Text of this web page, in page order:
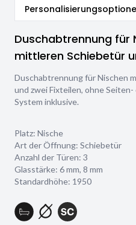
Duschabtrennung für
mittleren Schiebetür
Duschabtrennung für Nischen
und zwei Fixteilen, ohne
System inklusive.
Platz: Nische
Art der Öffnung: Schiebetür
Anzahl der Türen: 3
Glasstärke: 6 mm, 8 mm
Standardhöhe: 1950